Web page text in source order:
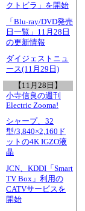
クトビラ」を開始
「Blu-ray/DVD発売
日一覧」11月28日
の更新情報
ダイジェストニュ
ース(11月29日)
【11月28日】
小寺信良の週刊
Electric Zooma!
シャープ、32
型/3,840×2,160ド
ットの4K IGZO液
晶
JCN、KDDI「Smart
TV Box」利用の
CATVサービスを
開始